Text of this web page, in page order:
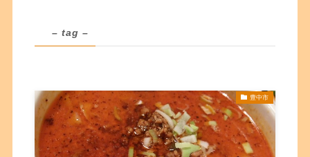
– tag –
豊中市